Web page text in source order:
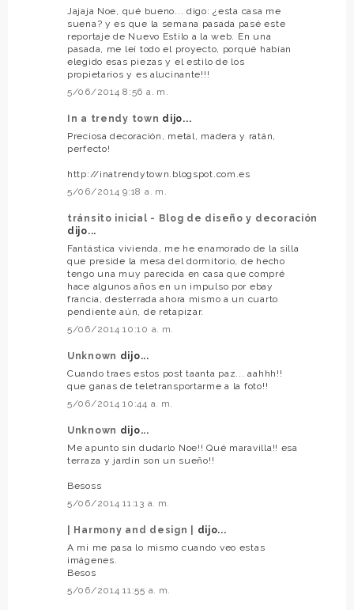
Jajaja Noe, qué bueno... digo: ¿esta casa me
suena? y es que la semana pasada pasé este
reportaje de Nuevo Estilo a la web. En una
pasada, me leí todo el proyecto, porqué habían
elegido esas piezas y el estilo de los
propietarios y es alucinante!!!
5/06/2014 8:56 a. m.
In a trendy town dijo...
Preciosa decoración, metal, madera y ratán,
perfecto!
http://inatrendytown.blogspot.com.es
5/06/2014 9:18 a. m.
tránsito inicial - Blog de diseño y decoración
dijo...
Fantástica vivienda, me he enamorado de la silla
que preside la mesa del dormitorio, de hecho
tengo una muy parecida en casa que compré
hace algunos años en un impulso por ebay
francia, desterrada ahora mismo a un cuarto
pendiente aún, de retapizar.
5/06/2014 10:10 a. m.
Unknown dijo...
Cuando traes estos post taanta paz... aahhh!!
que ganas de teletransportarme a la foto!!
5/06/2014 10:44 a. m.
Unknown dijo...
Me apunto sin dudarlo Noe!! Qué maravilla!! esa
terraza y jardín son un sueño!!
Besoss
5/06/2014 11:13 a. m.
| Harmony and design |
dijo...
A mi me pasa lo mismo cuando veo estas
imágenes.
Besos
5/06/2014 11:55 a. m.